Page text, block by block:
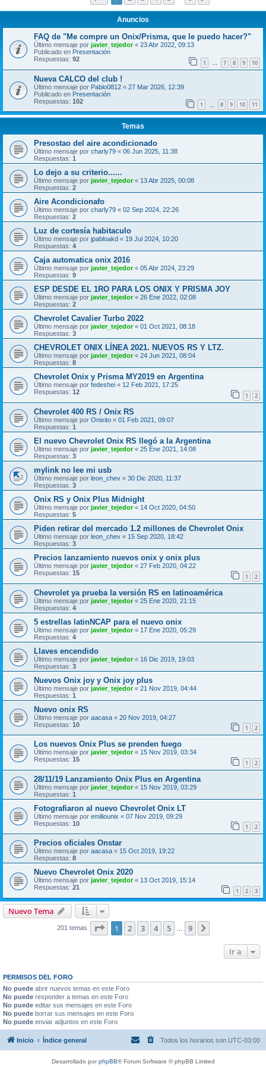
Anuncios
FAQ de "Me compre un Onix/Prisma, que le puedo hacer?"
Último mensaje por javier_tejedor« 23 Abr 2022, 09:13
Publicado en Presentación
Respuestas: 92 1 … 7 8 9 10
Nueva CALCO del club !
Último mensaje por Pablo0812 « 27 Mar 2026, 12:39
Publicado en Presentación
Respuestas: 102 1 8 9 10 11
Temas
Presostao del aire acondicionado
Último mensaje por charly79 « 06 Jun 2025, 11:38
Respuestas: 1
Lo dejo a su criterio......
Último mensaje por javier_tejedor« 13 Abr 2025, 00:08
Respuestas: 2
Aire Acondicionafo
Último mensaje por charly79 « 02 Sep 2024, 22:26
Respuestas: 2
Luz de cortesía habitaculo
Último mensaje por jpabloakd « 19 Jul 2024, 10:20
Respuestas: 4
Caja automatica onix 2016
Último mensaje por javier_tejedor« 05 Abr 2024, 23:29
Respuestas: 9
ESP DESDE EL 1RO PARA LOS ONIX Y PRISMA JOY
Último mensaje por javier_tejedor« 26 Ene 2022, 02:08
Respuestas: 2
Chevrolet Cavalier Turbo 2022
Último mensaje por javier_tejedor« 01 Oct 2021, 08:18
Respuestas: 3
CHEVROLET ONIX LÍNEA 2021. NUEVOS RS Y LTZ.
Último mensaje por javier_tejedor« 24 Jun 2021, 08:04
Respuestas: 8
Chevrolet Onix y Prisma MY2019 en Argentina
Último mensaje por fedeshei « 12 Feb 2021, 17:25
Respuestas: 12 1 2
Chevrolet 400 RS / Onix RS
Último mensaje por Onixito « 01 Feb 2021, 09:07
Respuestas: 1
El nuevo Chevrolet Onix RS llegó a la Argentina
Último mensaje por javier_tejedor« 25 Ene 2021, 14:08
Respuestas: 3
mylink no lee mi usb
Último mensaje por leon_chev « 30 Dic 2020, 11:37
Respuestas: 3
Onix RS y Onix Plus Midnight
Último mensaje por javier_tejedor« 14 Oct 2020, 04:50
Respuestas: 5
Piden retirar del mercado 1.2 millones de Chevrolet Onix
Último mensaje por leon_chev « 15 Sep 2020, 18:42
Respuestas: 3
Precios lanzamiento nuevos onix y onix plus
Último mensaje por javier_tejedor« 27 Feb 2020, 04:22
Respuestas: 15 1 2
Chevrolet ya prueba la versión RS en latinoamérica
Último mensaje por javier_tejedor« 25 Ene 2020, 21:15
Respuestas: 4
5 estrellas latinNCAP para el nuevo onix
Último mensaje por javier_tejedor« 17 Ene 2020, 05:29
Respuestas: 4
Llaves encendido
Último mensaje por javier_tejedor« 16 Dic 2019, 19:03
Respuestas: 3
Nuevos Onix joy y Onix joy plus
Último mensaje por javier_tejedor« 21 Nov 2019, 04:44
Respuestas: 1
Nuevo onix RS
Último mensaje por aacasa « 20 Nov 2019, 04:27
Respuestas: 10 1 2
Los nuevos Onix Plus se prenden fuego
Último mensaje por javier_tejedor« 15 Nov 2019, 03:34
Respuestas: 15 1 2
28/11/19 Lanzamiento Onix Plus en Argentina
Último mensaje por javier_tejedor« 15 Nov 2019, 03:29
Respuestas: 1
Fotografiaron al nuevo Chevrolet Onix LT
Último mensaje por emiliounix « 07 Nov 2019, 09:29
Respuestas: 10 1 2
Precios oficiales Onstar
Último mensaje por aacasa « 15 Oct 2019, 19:22
Respuestas: 8
Nuevo Chevrolet Onix 2020
Último mensaje por javier_tejedor« 13 Oct 2019, 15:14
Respuestas: 21 1 2 3
Nuevo Tema
201 temas Página de
1 2 3 4 5 9
Ir a
PERMISOS DEL FORO
No puede abrir nuevos temas en este Foro
No puede responder a temas en este Foro
No puede editar sus mensajes en este Foro
No puede borrar sus mensajes en este Foro
No puede enviar adjuntos en este Foro
Inicio Índice general Todos los horarios son UTC-03:00
Desarrollado porphpBB® Forum Software © phpBB Limited